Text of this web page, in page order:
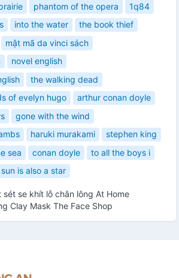
phantom of the opera
1q84
into the water
the book thief
mật mã da vinci sách
novel english
the walking dead
of evelyn hugo
arthur conan doyle
gone with the wind
haruki murakami
stephen king
sea
conan doyle
to all the boys i
is also a star
sét se khít lỗ chân lông At Home
Clay Mask The Face Shop